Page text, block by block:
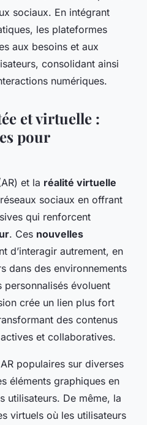
sociaux. En intégrant
les plateformes
aux besoins et aux
consolidant ainsi
numériques.
et virtuelle :
pour
et la réalité virtuelle
sociaux en offrant
qui renforcent
. Ces nouvelles
d’interagir autrement, en
dans des environnements
évoluent
crée un lien plus fort
des contenus
et collaboratives.
populaires sur diverses
éléments graphiques en
utilisateurs. De même, la
virtuels où les utilisateurs